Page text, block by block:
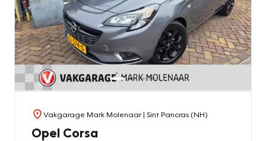
Vakgarage Mark Molenaar| Sint Pancras (NH)
Opel Corsa